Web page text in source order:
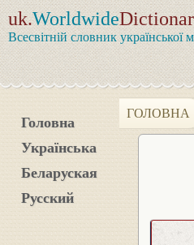
uk.Worldwide
Всесвітній словник української
Головна
Українська
Беларуская
Русский
ГОЛОВНА